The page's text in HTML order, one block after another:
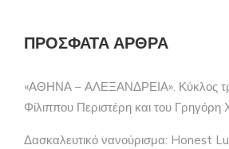
ΠΡΌΣΦΑΤΑ ΆΡΘΡΑ
«ΑΘΗΝΑ – ΑΛΕΞΑΝΔΡΕΙΑ». Κύκλος
Φίλιππου Περιστέρη και του Γρηγόρη
Δασκαλευτικό νανούρισμα: Honest